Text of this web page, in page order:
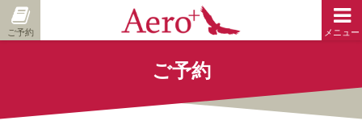
メニュー
ご予約
ご予約